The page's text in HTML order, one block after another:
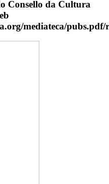
Consello da Cultura
mediateca/pubs.pdf/